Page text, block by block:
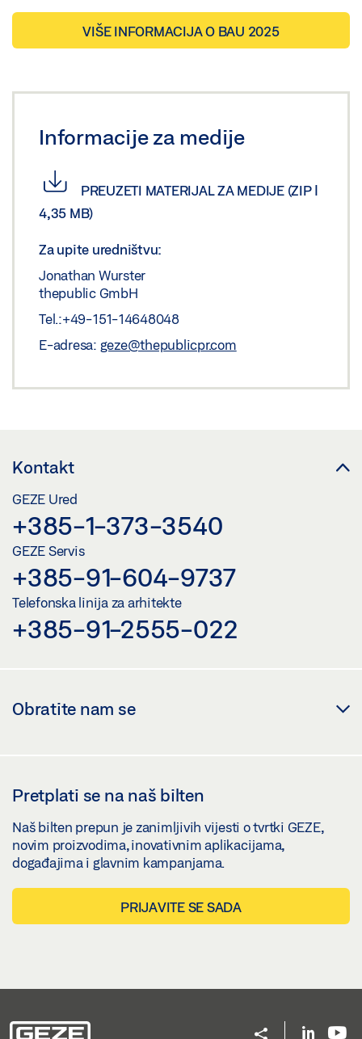
VIŠE INFORMACIJA O BAU 2025
Informacije za medije
PREUZETI MATERIJAL ZA MEDIJE (ZIP |
4,35 MB)
Za upite uredništvu:
Jonathan Wurster
thepublic GmbH
Tel.:+49-151-14648048
E-adresa: geze@thepublicpr.com
Kontakt
GEZE Ured
+385-1-373-3540
GEZE Servis
+385-91-604-9737
Telefonska linija za arhitekte
+385-91-2555-022
Obratite nam se
Pretplati se na naš bilten
Naš bilten prepun je zanimljivih vijesti o tvrtki GEZE,
novim proizvodima, inovativnim aplikacijama,
događajima i glavnim kampanjama.
PRIJAVITE SE SADA